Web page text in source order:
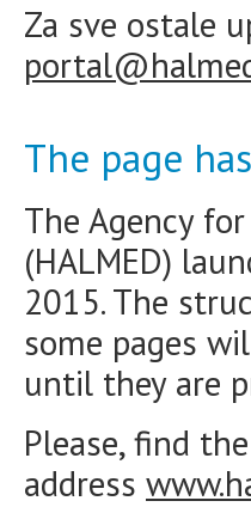
Za sve ostale
The page
The Agency
(HALMED)
2015. The
some pages
until they are
Please, find
address